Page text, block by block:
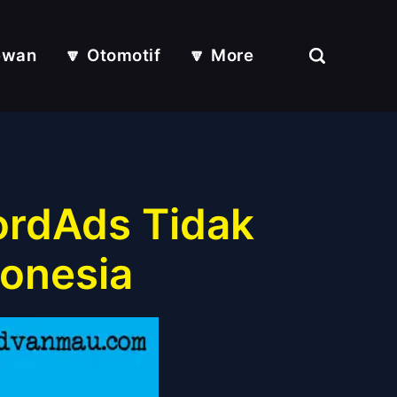
🔽 Otomotif 🔽 More
Tidak